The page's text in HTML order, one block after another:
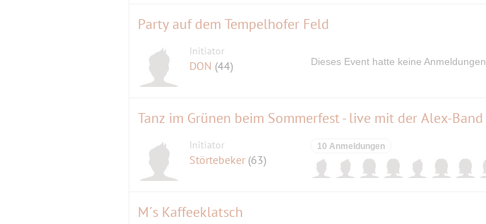
Party auf dem Tempelhofer Feld
Initiator
DON (44) Dieses Event hatte keine Anmeldungen
Tanz im Grünen beim Sommerfest - live mit der Alex-Band
Initiator
Störtebeker (63)
10 Anmeldungen
M´s Kaffeeklatsch